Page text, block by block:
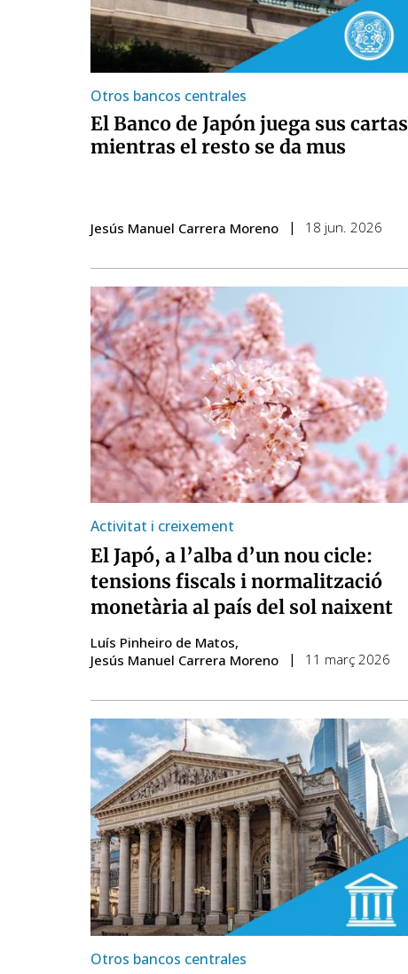
Otros bancos centrales
El Banco de Japón juega sus cartas
mientras el resto se da mus
Jesús Manuel Carrera Moreno 18 jun. 2026
Activitat i creixement
El Japó, a l’alba d’un nou cicle:
tensions fiscals i normalització
monetària al país del sol naixent
Luís Pinheiro de Matos
Jesús Manuel Carrera Moreno
11 març 2026
Otros bancos centrales